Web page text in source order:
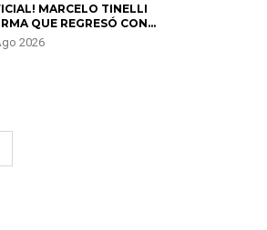
MARCELO TINELLI
QUE REGRESÓ CON
FIGUEROA: “EL AMOR
2026